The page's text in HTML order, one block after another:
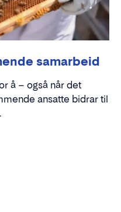
samarbeid
å – også når det
ansatte bidrar til